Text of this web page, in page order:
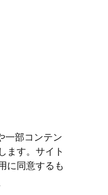
一部コンテン
ます。サイト
に同意するも